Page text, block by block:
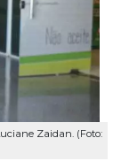
Zaidan. (Foto: